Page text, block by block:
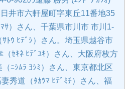
井市六軒屋町字東丘11番地35
ｻ）さん、千葉県市川市 市川1-
ﾄｳ ﾋﾃﾞｼ）さん。埼玉県越谷市
ｾｷﾈ ﾋﾃﾞﾕｷ）さん、大阪府枚方
ﾆｼﾑﾗ ﾖｼﾐ）さん、東京都北区
秀道（ﾀｶﾂﾏ ﾋﾃﾞﾐﾁ）さん、福